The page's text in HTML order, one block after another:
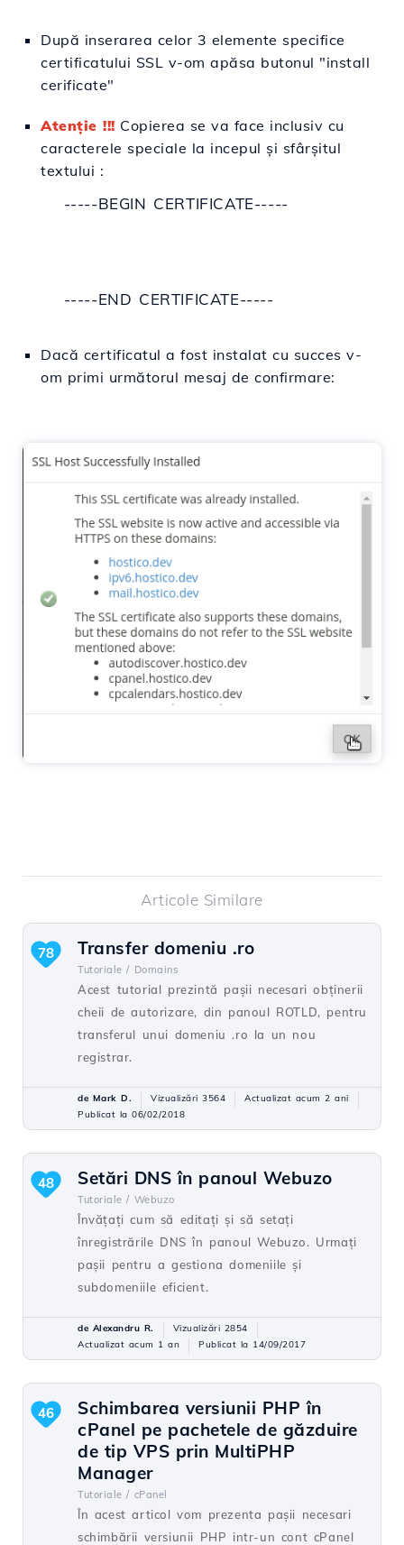
După inserarea celor 3 elemente specifice
certificatului SSL v-om apăsa butonul "install
cerificate"
Atenție !!! Copierea se va face inclusiv cu
caracterele speciale la incepul și sfârșitul
textului :
-----BEGIN CERTIFICATE-----
-----END CERTIFICATE-----
Dacă certificatul a fost instalat cu succes v-
om primi următorul mesaj de confirmare:
Articole Similare
Transfer domeniu .ro
Tutoriale / Domains
Acest tutorial prezintă pașii necesari obținerii
cheii de autorizare, din panoul ROTLD, pentru
transferul unui domeniu .ro la un nou
registrar.
78
de Mark D. Vizualizări 3564
Actualizat acum 2 ani
Publicat la 06/02/2018
Setări DNS în panoul Webuzo
Tutoriale / Webuzo
Învățați cum să editați și să setați
înregistrările DNS în panoul Webuzo. Urmați
pașii pentru a gestiona domeniile și
subdomeniile eficient.
48
de Alexandru R.
Vizualizări 2854
Actualizat acum 1 an
Publicat la 14/09/2017
Schimbarea versiunii PHP în
cPanel pe pachetele de găzduire
de tip VPS prin MultiPHP
Manager
Tutoriale / cPanel
În acest articol vom prezenta pașii necesari
schimbării versiunii PHP intr-un cont cPanel
46